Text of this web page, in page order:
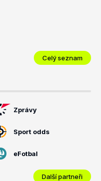
Celý seznam
Zprávy
Sport odds
eFotbal
Další partneři